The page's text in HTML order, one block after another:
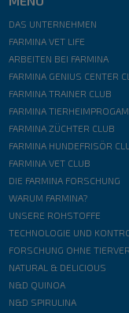
DAS UNTERNEHMEN
FARMINA VET LIFE
ARBEITEN BEI FARMINA
FARMINA GENIUS CENTER
FARMINA TRAINER CLUB
FARMINA
FARMINA ZÜCHTER CLUB
FARMINA HUNDEFRISÖR
FARMINA VET CLUB
DIE FARMINA FORSCHUNG
WARUM FARMINA?
UNSERE ROHSTOFFE
TECHNOLOGIE UND
FORSCHUNG OHNE
NATURAL & DELICIOUS
N&D QUINOA
N&D SPIRULINA